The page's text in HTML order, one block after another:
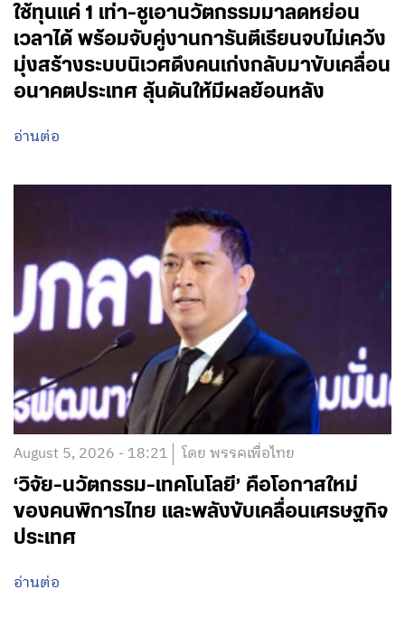
ใช้ทุนแค่ 1 เท่า-ชูเอานวัตกรรมมาลดหย่อน
เวลาได้ พร้อมจับคู่งานการันตีเรียนจบไม่เคว้ง
มุ่งสร้างระบบนิเวศดึงคนเก่งกลับมาขับเคลื่อน
อนาคตประเทศ ลุ้นดันให้มีผลย้อนหลัง
อ่านต่อ
August 5, 2026 - 18:21 โดย พรรคเพื่อไทย
‘วิจัย-นวัตกรรม-เทคโนโลยี’ คือโอกาสใหม่
ของคนพิการไทย และพลังขับเคลื่อนเศรษฐกิจ
ประเทศ
อ่านต่อ